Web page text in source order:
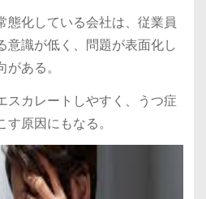
態化している会社は、従業員
意識が低く、問題が表面化し
ある。
スカレートしやすく、うつ症
原因にもなる。